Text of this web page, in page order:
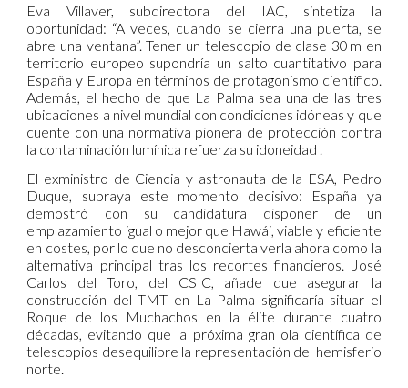
Eva Villaver, subdirectora del IAC, sintetiza la
oportunidad: “A veces, cuando se cierra una puerta, se
abre una ventana”. Tener un telescopio de clase 30 m en
territorio europeo supondría un salto cuantitativo para
España y Europa en términos de protagonismo científico.
Además, el hecho de que La Palma sea una de las tres
ubicaciones a nivel mundial con condiciones idóneas y que
cuente con una normativa pionera de protección contra
la contaminación lumínica refuerza su idoneidad .
El exministro de Ciencia y astronauta de la ESA, Pedro
Duque, subraya este momento decisivo: España ya
demostró con su candidatura disponer de un
emplazamiento igual o mejor que Hawái, viable y eficiente
en costes, por lo que no desconcierta verla ahora como la
alternativa principal tras los recortes financieros.
José
Carlos del Toro, del CSIC, añade que asegurar la
construcción del TMT en La Palma significaría situar el
Roque de los Muchachos en la élite durante cuatro
décadas, evitando que la próxima gran ola científica de
telescopios desequilibre la representación del hemisferio
norte.